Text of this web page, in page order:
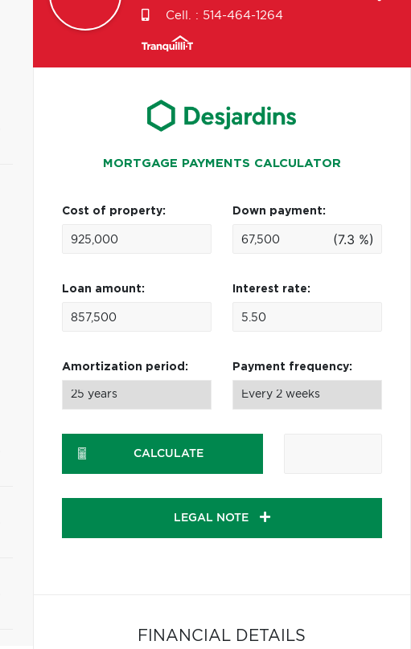
Cell. : 514-464-1264
MORTGAGE PAYMENTS CALCULATOR
Cost of property: Down payment:
(7.3 %)
Loan amount: Interest rate:
Amortization period: Payment frequency:
CALCULATE
LEGAL NOTE
FINANCIAL DETAILS